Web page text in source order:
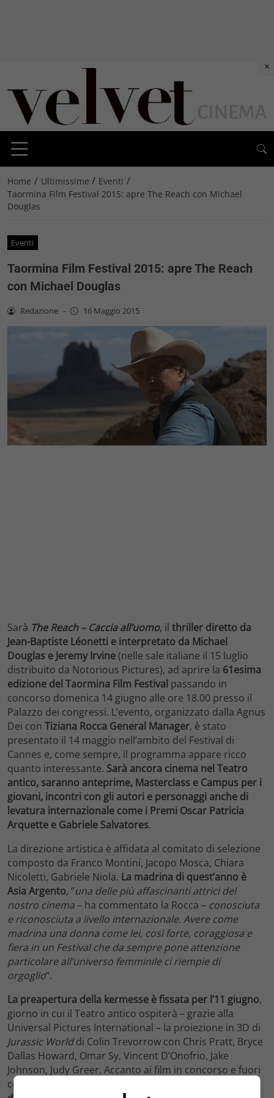
Home / Ultimissime / Eventi /
Taormina Film Festival 2015: apre The Reach con Michael
Douglas
Eventi
Taormina Film Festival 2015: apre The Reach
con Michael Douglas
Redazione - 16 Maggio 2015
Sarà The Reach – Caccia all’uomo, il thriller diretto da
Jean-Baptiste Léonetti e interpretato da Michael
Douglas e Jeremy Irvine(nelle sale italiane il 15 luglio
distribuito da Notorious Pictures), ad aprire la 61esima
edizione del Taormina Film Festival passando in
concorso domenica 14 giugno alle ore 18.00 presso il
Palazzo dei congressi. L’evento, organizzato dalla Agnus
Dei con Tiziana Rocca General Manager, è stato
presentato il 14 maggio nell’ambito del Festival di
Cannes e, come sempre, il programma appare ricco
quanto interessante. Sarà ancora cinema nel Teatro
antico, saranno anteprime, Masterclass e Campus per i
giovani, incontri con gli autori e personaggi anche di
levatura internazionale come i Premi Oscar Patricia
Arquette e Gabriele Salvatores.
La direzione artistica è affidata al comitato di selezione
composto da Franco Montini, Jacopo Mosca, Chiara
Nicoletti, Gabriele Niola. La madrina di quest’anno è
Asia Argento, “una delle più affascinanti attrici del
nostro cinema– ha commentato la Rocca – conosciuta
e riconosciuta a livello internazionale. Avere come
madrina una donna come lei, così forte, coraggiosa e
fiera in un Festival che da sempre pone attenzione
particolare all’universo femminile ci riempie di
orgoglio“.
La preapertura della kermesse è fissata per l’11 giugno,
giorno in cui il Teatro antico ospiterà – grazie alla
Universal Pictures International – la proiezione in 3D di
Jurassic Worlddi Colin Trevorrow con Chris Pratt, Bryce
Dallas Howard, Omar Sy, Vincent D’Onofrio, Jake
Johnson, Judy Greer. Accanto ai film in concorso e fuori
concorso, inoltre, quest’anno ci sarà
×